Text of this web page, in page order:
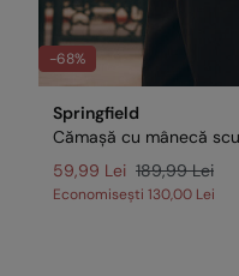
-68%
Springfield
59,99 Lei 189,99 Lei
Economisești 130,00 Lei